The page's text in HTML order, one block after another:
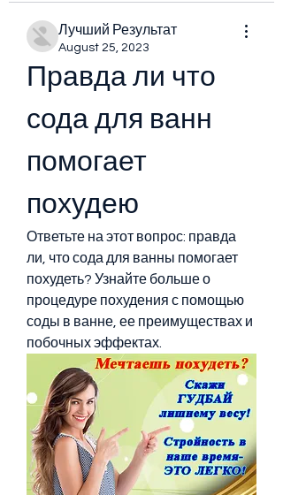
Лучший Результат
August 25, 2023
Правда ли что
сода для ванн
помогает
похудею
Ответьте на этот вопрос: правда
ли, что сода для ванны помогает
похудеть? Узнайте больше о
процедуре похудения с помощью
соды в ванне, ее преимуществах и
побочных эффектах.